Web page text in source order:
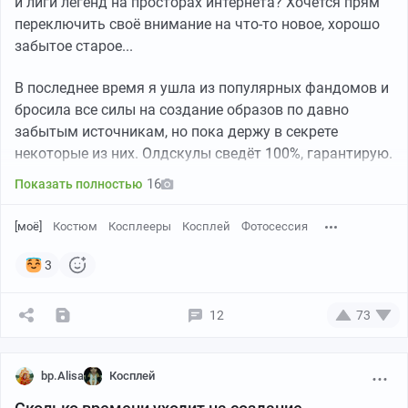
дева по Славянской мифологии
Следить за моим творчеством можно (и нужно) тут:
Телеграм-канали Группа ВК
переключить своё внимание на что-то новое, хорошо
забытое старое...
В последнее время я ушла из популярных фандомов и
бросила все силы на создание образов по давно
забытым источникам, но пока держу в секрете
некоторые из них. Олдскулы сведёт 100%, гарантирую.
Показать полностью 16
[моё] Костюм Косплееры Косплей Фотосессия
3
12 73
bp.Alisa Косплей